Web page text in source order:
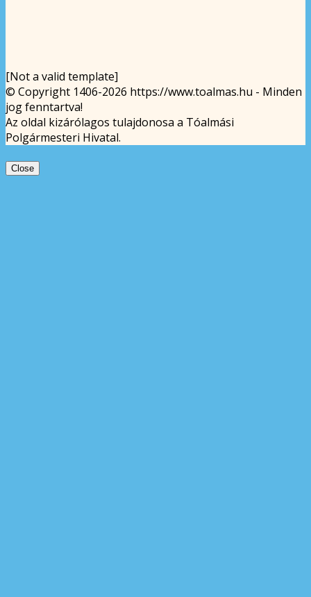
[Not a valid template]
© Copyright 1406-2026 https://www.toalmas.hu - Minden
jog fenntartva!
Az oldal kizárólagos tulajdonosa a Tóalmási
Polgármesteri Hivatal.
Close